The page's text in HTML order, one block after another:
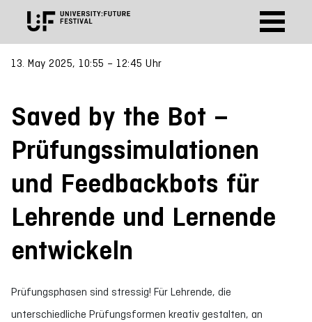
13. May 2025, 10:55 – 12:45 Uhr
Saved by the Bot –
Prüfungssimulationen
und Feedbackbots für
Lehrende und Lernende
entwickeln
Prüfungsphasen sind stressig! Für Lehrende, die
unterschiedliche Prüfungsformen kreativ gestalten, an